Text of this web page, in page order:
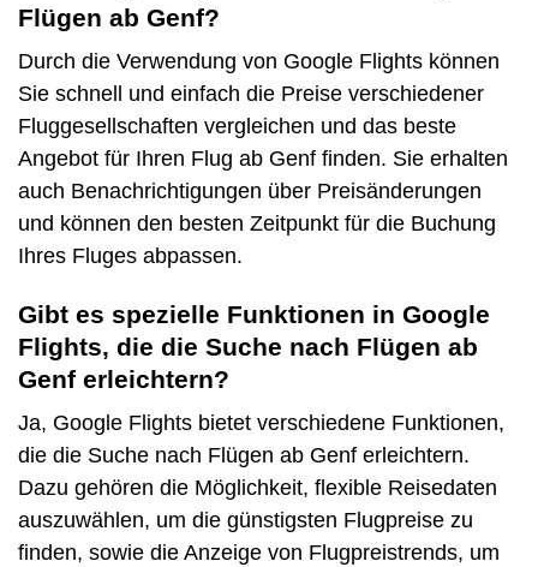
Flügen ab Genf?
Durch die Verwendung von Google Flights können
Sie schnell und einfach die Preise verschiedener
Fluggesellschaften vergleichen und das beste
Angebot für Ihren Flug ab Genf finden. Sie erhalten
auch Benachrichtigungen über Preisänderungen
und können den besten Zeitpunkt für die Buchung
Ihres Fluges abpassen.
Gibt es spezielle Funktionen in Google
Flights, die die Suche nach Flügen ab
Genf erleichtern?
Ja, Google Flights bietet verschiedene Funktionen,
die die Suche nach Flügen ab Genf erleichtern.
Dazu gehören die Möglichkeit, flexible Reisedaten
auszuwählen, um die günstigsten Flugpreise zu
finden, sowie die Anzeige von Flugpreistrends, um